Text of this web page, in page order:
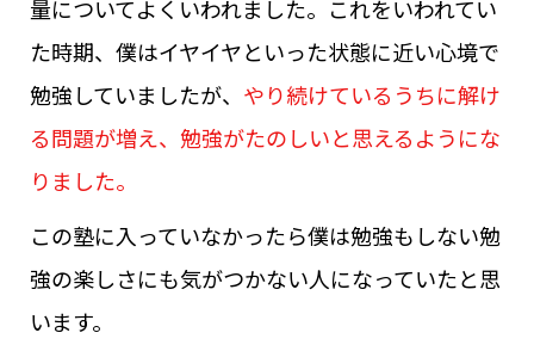
量についてよくいわれました。これをいわれてい
た時期、僕はイヤイヤといった状態に近い心境で
勉強していましたが、 やり続けているうちに解け
る問題が増え、勉強がたのしいと思えるようにな
りました。
この塾に入っていなかったら僕は勉強もしない勉
強の楽しさにも気がつかない人になっていたと思
います。